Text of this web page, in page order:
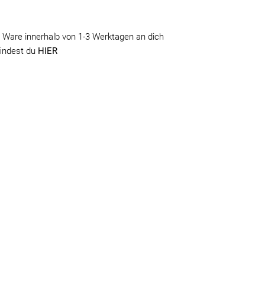
innerhalb von 1-3 Werktagen an dich
du HIER